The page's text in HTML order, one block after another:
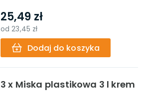
25,49 zł
od23,45 zł
Dodaj do koszyka
3 x Miska plastikowa 3 l krem